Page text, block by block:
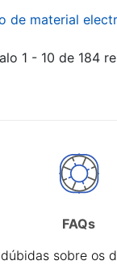
de material
1 - 10 de 184
FAQs
sobre os